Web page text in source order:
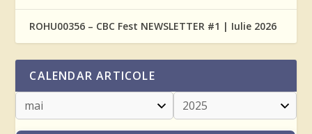
ROHU00356 – CBC Fest NEWSLETTER #1 | Iulie 2026
CALENDAR ARTICOLE